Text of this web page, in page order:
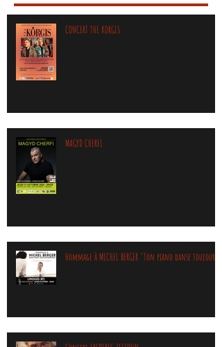
CONCERT THE KORGIS
MAGYD CHERFI
Hommage à MICHEL BERGER "Ton piano danse toujours"